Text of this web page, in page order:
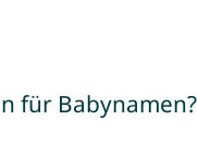
für Babynamen?